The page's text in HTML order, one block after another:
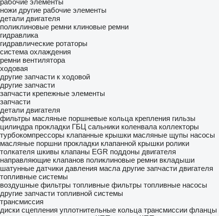
рабочие элементы
ножи другие рабочие элементы
детали двигателя
поликлиновые ремни клиновые ремни
гидравлика
гидравлические ротаторы
система охлаждения
ремни вентилятора
ходовая
другие запчасти к ходовой
другие запчасти
запчасти крепежные элементы
запчасти
детали двигателя
фильтры масляные поршневые кольца крепления гильзы
цилиндра прокладки ГБЦ сальники коленвала коллекторы
турбокомпрессоры клапанные крышки масляные щупы насосы
масляные поршни прокладки клапанной крышки ролики
толкателя шкивы клапаны EGR поддоны двигателя
направляющие клапанов поликлиновые ремни вкладыши
шатунные датчики давления масла другие запчасти двигателя
топливные системы
воздушные фильтры топливные фильтры топливные насосы
другие запчасти топливной системы
трансмиссия
диски сцепления уплотнительные кольца трансмиссии фланцы